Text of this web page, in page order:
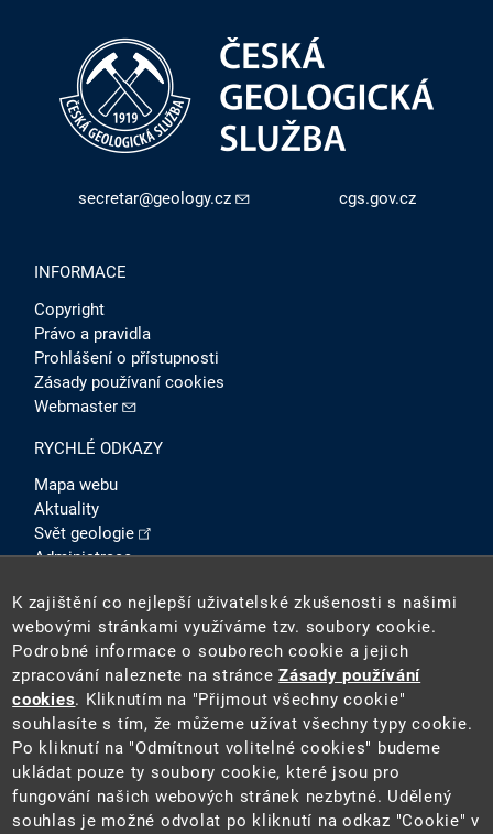
secretar@geology.cz cgs.gov.cz
INFORMACE
Copyright
Právo a pravidla
Prohlášení o přístupnosti
Zásady používaní cookies
Webmaster
RYCHLÉ ODKAZY
Mapa webu
Aktuality
Svět geologie
Administrace
SOCIÁLNÍ SÍTĚ
2026 ©Česká geologická služba(ČGS). ČGS je státní
příspěvkovou organizací pověřenou výkonem státní
K zajištění co nejlepší uživatelské zkušenosti s našimi
webovými stránkami využíváme tzv. soubory cookie.
Podrobné informace o souborech cookie a jejich
zpracování naleznete na stránceZásady používání
cookies. Kliknutím na "Přijmout všechny cookie"
souhlasíte s tím, že můžeme užívat všechny typy cookie.
Po kliknutí na "Odmítnout volitelné cookies" budeme
ukládat pouze ty soubory cookie, které jsou pro
fungování našich webových stránek nezbytné. Udělený
souhlas je možné odvolat po kliknutí na odkaz "Cookie" v